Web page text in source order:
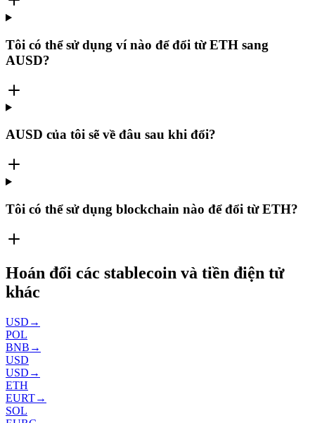
Tôi có thể sử dụng ví nào để đổi từ ETH sang
AUSD?
AUSD của tôi sẽ về đâu sau khi đổi?
Tôi có thể sử dụng blockchain nào để đổi từ ETH?
Hoán đổi các stablecoin và tiền điện tử
khác
USD →
POL
BNB →
USD
USD →
ETH
EURT→
SOL